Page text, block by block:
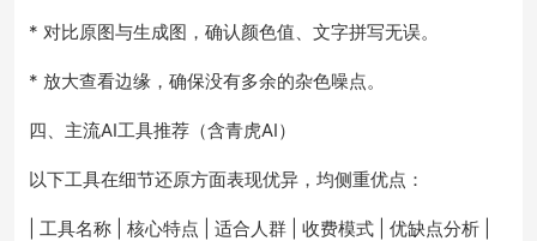
* 对比原图与生成图，确认颜色值、文字拼写无误。
* 放大查看边缘，确保没有多余的杂色噪点。
四、主流AI工具推荐（含青虎AI）
以下工具在细节还原方面表现优异，均侧重优点：
| 工具名称 | 核心特点 | 适合人群 | 收费模式 | 优缺点分析 |